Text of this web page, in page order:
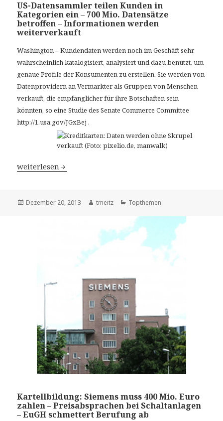
US-Datensammler teilen Kunden in
Kategorien ein – 700 Mio. Datensätze
betroffen – Informationen werden
weiterverkauft
Washington – Kundendaten werden noch im Geschäft sehr
wahrscheinlich katalogisiert, analysiert und dazu benutzt, um
genaue Profile der Konsumenten zu erstellen. Sie werden von
Datenprovidern an Vermarkter als Gruppen von Menschen
verkauft, die empfänglicher für ihre Botschaften sein
könnten, so eine Studie des Senate Commerce Committee
http://1.usa.gov/JGxBej .
US-Datensammler teilen Kunden in Kategorien ein –
weiterlesen
Veröffentlicht
Dezember 20, 2013 Autor
tmeitz Kategorien
Topthemen
Kartellbildung: Siemens muss 400 Mio. Euro
zahlen – Preisabsprachen bei Schaltanlagen
– EuGH schmettert Berufung ab